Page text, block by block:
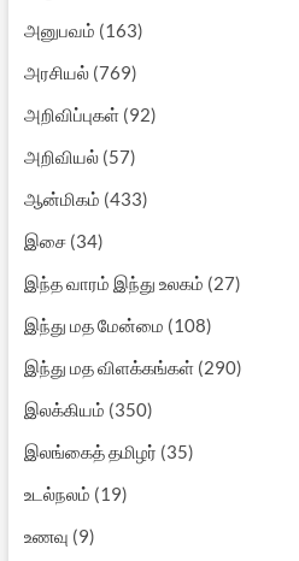
அனுபவம் (163)
அரசியல்(769)
அறிவிப்புகள்(92)
அறிவியல்(57)
ஆன்மிகம் (433)
இசை(34)
இந்த வாரம் இந்து உலகம் (27)
இந்து மத மேன்மை (108)
இந்து மத விளக்கங்கள்(290)
இலக்கியம் (350)
இலங்கைத் தமிழர் (35)
உடல்நலம் (19)
உணவு (9)